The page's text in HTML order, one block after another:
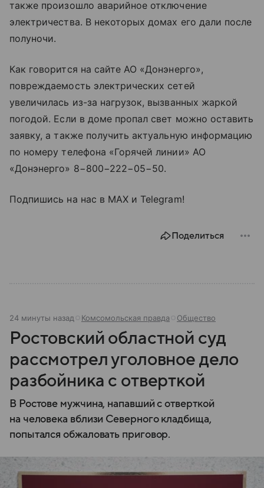
также произошло аварийное отключение
электричества. В некоторых домах его дали после
полуночи.
Как говорится на сайте АО «Донэнерго»,
повреждаемость электрических сетей
увеличилась из-за нагрузок, вызванных жаркой
погодой. Если в доме пропал свет можно оставить
заявку, а также получить актуальную информацию
по номеру телефона «Горячей линии» АО
«Донэнерго» 8−800−222−05−50.
Подпишись на нас в МАХ и Telegram!
Поделиться
24 минуты назад Комсомольская правда Общество
Ростовский областной суд
рассмотрел уголовное дело
разбойника с отверткой
В Ростове мужчина, напавший с отверткой
на человека вблизи Северного кладбища,
попытался обжаловать приговор.